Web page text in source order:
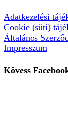
Adatkezelési
Cookie (süti)
Általános
Impresszum
Kövess